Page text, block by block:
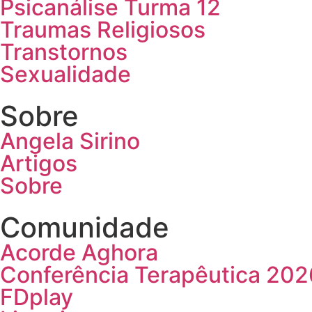
Psicanálise Turma 12
Traumas Religiosos
Transtornos
Sexualidade
Sobre
Angela Sirino
Artigos
Sobre
Comunidade
Acorde Aghora
Conferência Terapêutica
FDplay